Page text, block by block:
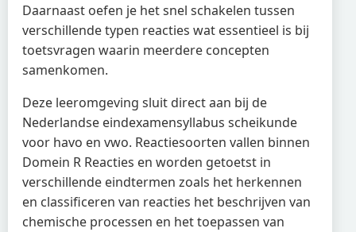
Daarnaast oefen je het snel schakelen tussen
verschillende typen reacties wat essentieel is bij
toetsvragen waarin meerdere concepten
samenkomen.
Deze leeromgeving sluit direct aan bij de
Nederlandse eindexamensyllabus scheikunde
voor havo en vwo. Reactiesoorten vallen binnen
Domein R Reacties en worden getoetst in
verschillende eindtermen zoals het herkennen
en classificeren van reacties het beschrijven van
chemische processen en het toepassen van